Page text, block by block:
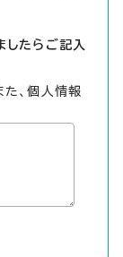
したらご記入
た、個人情報